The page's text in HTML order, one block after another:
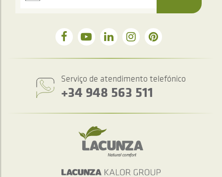
Serviço de atendimento telefónico
+34 948 563 511